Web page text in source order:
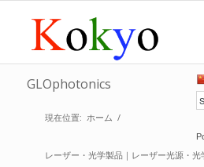
GLOphotonics
現在位置: ホーム /
レーザー・光学製品｜レーザー光源・